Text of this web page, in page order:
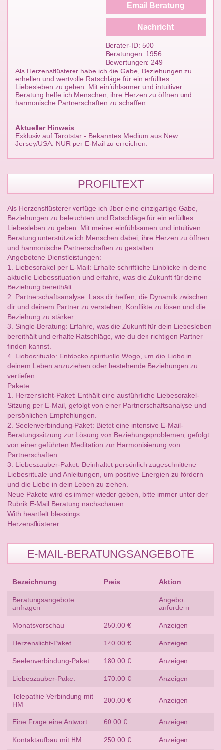
Als Herzensflüsterer habe ich die Gabe, Beziehungen zu
erhellen und wertvolle Ratschläge für ein erfülltes
Liebesleben zu geben. Mit einfühlsamer und intuitiver
Beratung helfe ich Menschen, ihre Herzen zu öffnen und
harmonische Partnerschaften zu schaffen.
Aktueller Hinweis
Exklusiv auf Tarotstar - Bekanntes Medium aus New
Jersey/USA. NUR per E-Mail zu erreichen.
Email Beratung
Nachricht
Berater-ID: 500
Beratungen: 1956
Bewertungen: 249
PROFILTEXT
Als Herzensflüsterer verfüge ich über eine einzigartige Gabe,
Beziehungen zu beleuchten und Ratschläge für ein erfülltes
Liebesleben zu geben. Mit meiner einfühlsamen und intuitiven
Beratung unterstütze ich Menschen dabei, ihre Herzen zu öffnen
und harmonische Partnerschaften zu gestalten.
Angebotene Dienstleistungen:
1. Liebesorakel per E-Mail: Erhalte schriftliche Einblicke in deine
aktuelle Liebessituation und erfahre, was die Zukunft für deine
Beziehung bereithält.
2. Partnerschaftsanalyse: Lass dir helfen, die Dynamik zwischen
dir und deinem Partner zu verstehen, Konflikte zu lösen und die
Beziehung zu stärken.
3. Single-Beratung: Erfahre, was die Zukunft für dein Liebesleben
bereithält und erhalte Ratschläge, wie du den richtigen Partner
finden kannst.
4. Liebesrituale: Entdecke spirituelle Wege, um die Liebe in
deinem Leben anzuziehen oder bestehende Beziehungen zu
vertiefen.
Pakete:
1. Herzenslicht-Paket: Enthält eine ausführliche Liebesorakel-
Sitzung per E-Mail, gefolgt von einer Partnerschaftsanalyse und
persönlichen Empfehlungen.
2. Seelenverbindung-Paket: Bietet eine intensive E-Mail-
Beratungssitzung zur Lösung von Beziehungsproblemen, gefolgt
von einer geführten Meditation zur Harmonisierung von
Partnerschaften.
3. Liebeszauber-Paket: Beinhaltet persönlich zugeschnittene
Liebesrituale und Anleitungen, um positive Energien zu fördern
und die Liebe in dein Leben zu ziehen.
Neue Pakete wird es immer wieder geben, bitte immer unter der
Rubrik E-Mail Beratung nachschauen.
With heartfelt blessings
Herzensflüsterer
E-MAIL-BERATUNGSANGEBOTE
Bezeichnung Preis Aktion
Beratungsangebote
anfragen
Angebot
anfordern
Monatsvorschau 250.00 € Anzeigen
Herzenslicht-Paket 140.00 € Anzeigen
Seelenverbindung-Paket 180.00 € Anzeigen
Liebeszauber-Paket 170.00 € Anzeigen
Telepathie Verbindung mit
HM
200.00 € Anzeigen
Eine Frage eine Antwort 60.00 € Anzeigen
Kontaktaufbau mit HM 250.00 € Anzeigen